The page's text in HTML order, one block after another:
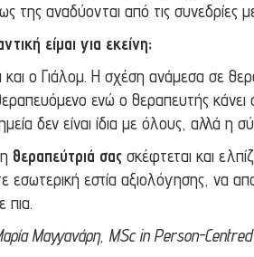
της αναδύονται από τις συνεδρίες
είμαι για εκείνη;
και ο Γιάλομ. Η σχέση ανάμεσα σε
ενώ ο θεραπευτής κάνει
δεν είναι ίδια με όλους, αλλά η
θεραπεύτριά σας σκέφτεται και
εσωτερική εστία αξιολόγησης, να
πια.
Μαγγανάρη, MSc in Person-